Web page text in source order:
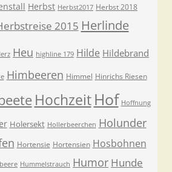
Herbst Herbst2017 Herbst 2018
2015 Herlinde
Heu highline 179 Hilde Hildebrand
Himbeeren Himmel Hinrichs Riesen
Hochzeit Hof Hoffnung
Holersekt Hollerbeerchen Holunder
Hortensie Hortensien Hosbohnen
Hummelstrauch Humor Hunde